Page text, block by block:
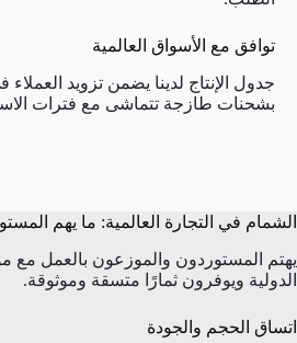
توافق مع الأسواق العالمية
جدول الإنتاج لدينا يضمن تزويد
بشحنات طازجة تتماشى مع فترات
الشمام في التجارة العالمية: ما يهم
يهتم المستوردون والموزعون بالعمل مع
الدولية ويوفرون ثمارًا متسقة وموثوقة.
اتساق الحجم والجودة